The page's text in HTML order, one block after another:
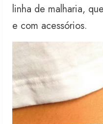
linha de malharia,
e com acessórios.